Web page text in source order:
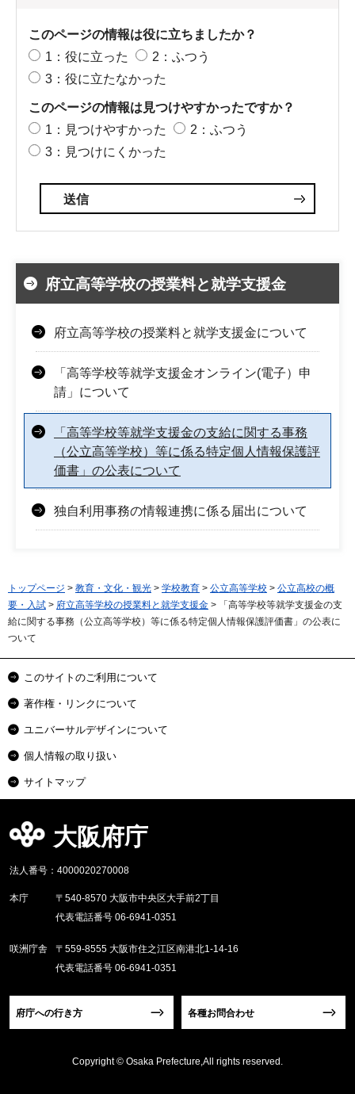
このページの情報は役に立ちましたか？
1：役に立った
2：ふつう
3：役に立たなかった
このページの情報は見つけやすかったですか？
1：見つけやすかった
2：ふつう
3：見つけにくかった
府立高等学校の授業料と就学支援金
府立高等学校の授業料と就学支援金について
「高等学校等就学支援金オンライン(電子）申
請」について
「高等学校等就学支援金の支給に関する事務
（公立高等学校）等に係る特定個人情報保護評
価書」の公表について
独自利用事務の情報連携に係る届出について
トップページ > 教育・文化・観光 > 学校教育 > 公立高等学校 > 公立高校の概
要・入試 > 府立高等学校の授業料と就学支援金 > 「高等学校等就学支援金の支
給に関する事務（公立高等学校）等に係る特定個人情報保護評価書」の公表に
ついて
このサイトのご利用について
著作権・リンクについて
ユニバーサルデザインについて
個人情報の取り扱い
サイトマップ
大阪府庁
法人番号：4000020270008
本庁
〒540-8570 大阪市中央区大手前2丁目
代表電話番号 06-6941-0351
咲洲庁舎
〒559-8555 大阪市住之江区南港北1-14-16
代表電話番号 06-6941-0351
府庁への行き方 各種お問合わせ
Copyright © Osaka Prefecture,All rights reserved.